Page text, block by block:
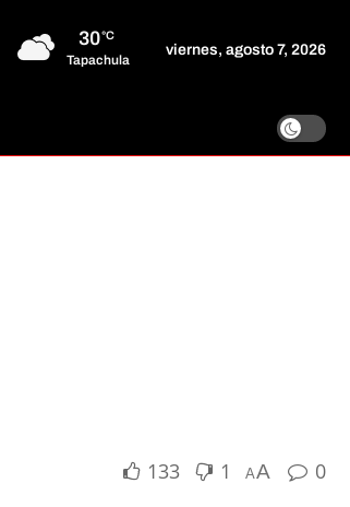
30°C
Tapachula
viernes, agosto 7, 2026
133 1 AA 0